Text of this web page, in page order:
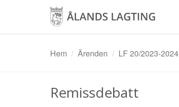
Hem Ärenden LF 20/2023-2024
Remissdebatt